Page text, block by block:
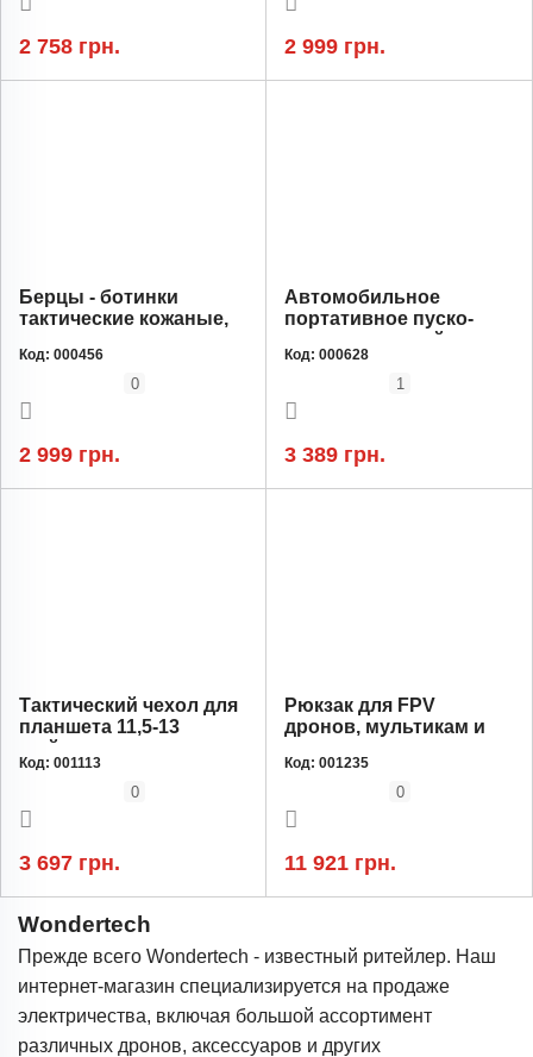
2 758 грн. 2 999 грн.
Берцы - ботинки
тактические кожаные,
черные (WTBRTS002)
Код: 000456
0
2 999 грн.
Автомобильное
портативное пуско-
зарядное устройство
(бустер) Jump Starter
Wondertech WTST001
U28, 2000А, павербанк
20000 мАч
Код: 000628
1
3 389 грн.
Тактический чехол для
планшета 11,5-13
дюймов, пиксель
Код: 001113
0
3 697 грн.
Рюкзак для FPV
дронов, мультикам и
Код: 001235
0
11 921 грн.
Wondertech
Прежде всего Wondertech - известный ритейлер. Наш
интернет-магазин специализируется на продаже
электричества, включая большой ассортимент
различных дронов, аксессуаров и других